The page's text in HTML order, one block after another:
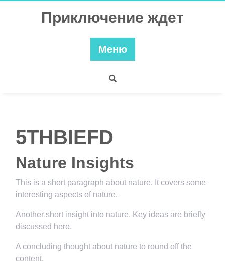
Приключение ждет
Меню
5THBIEFD
Nature Insights
This is a short paragraph about nature. It covers some
interesting aspects of nature.
Another short insight into nature. Key ideas are briefly
discussed here.
A concluding thought about nature to round off the
content.